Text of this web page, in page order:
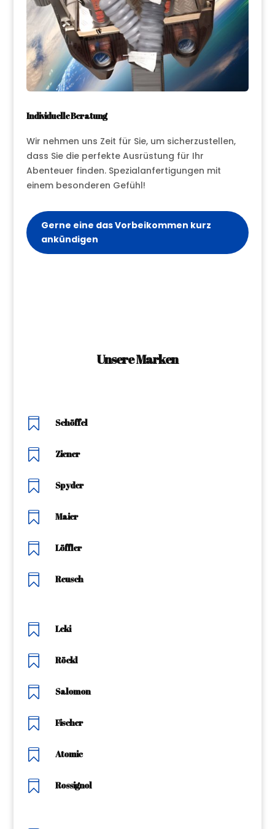
Individuelle Beratung
Wir nehmen uns Zeit für Sie, um sicherzustellen,
dass Sie die perfekte Ausrüstung für Ihr
Abenteuer finden. Spezialanfertigungen mit
einem besonderen Gefühl!
Gerne eine das Vorbeikommen kurz
ankündigen
Unsere Marken
 Schöffel
 Ziener
 Spyder
 Maier
 Löffler
 Reusch
 Leki
 Röckl
 Salomon
 Fischer
 Atomic
 Rossignol